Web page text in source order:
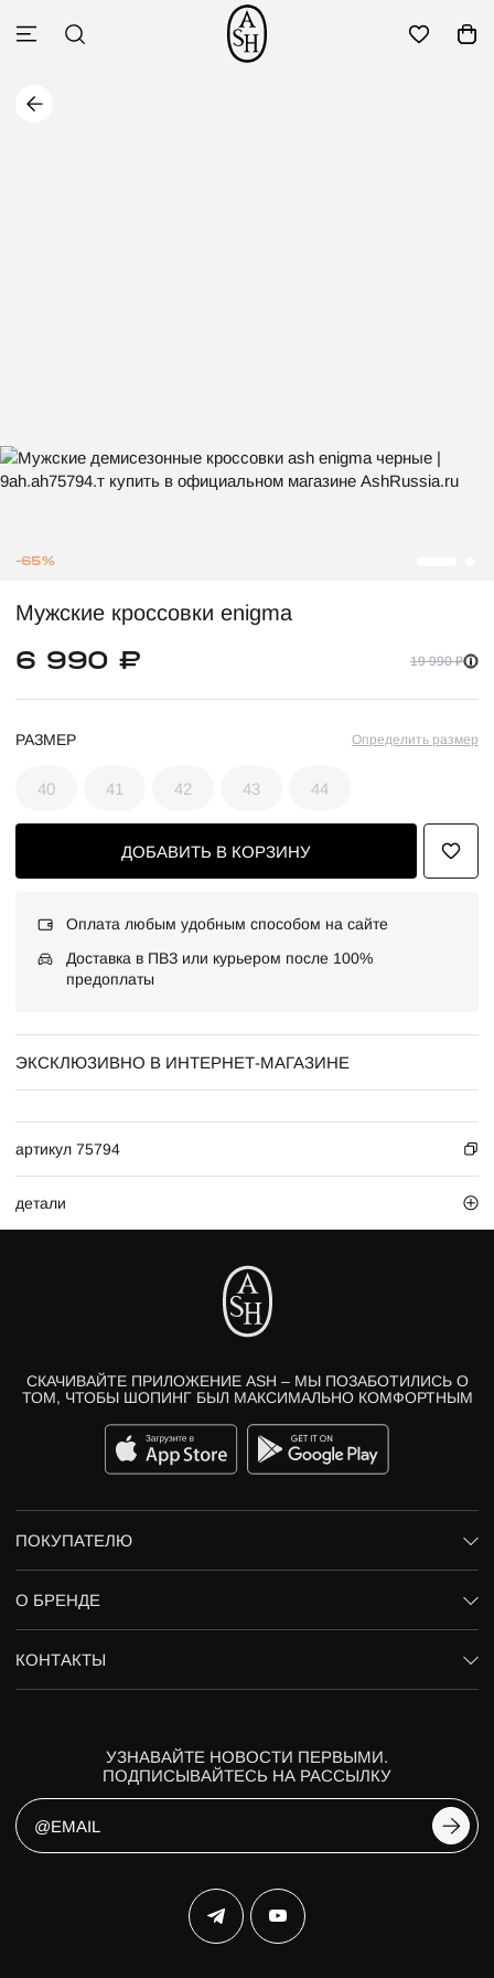
-65%
Мужские кроссовки enigma
6 990 ₽ 19 990 ₽
РАЗМЕР Определить размер
40 41 42 43 44
ДОБАВИТЬ В КОРЗИНУ
Оплата любым удобным способом на сайте
Доставка в ПВЗ или курьером после 100%
предоплаты
ЭКСКЛЮЗИВНО В ИНТЕРНЕТ-МАГАЗИНЕ
артикул 75794
детали
СКАЧИВАЙТЕ ПРИЛОЖЕНИЕ ASH – МЫ ПОЗАБОТИЛИСЬ О
ТОМ, ЧТОБЫ ШОПИНГ БЫЛ МАКСИМАЛЬНО КОМФОРТНЫМ
ПОКУПАТЕЛЮ
О БРЕНДЕ
КОНТАКТЫ
УЗНАВАЙТЕ НОВОСТИ ПЕРВЫМИ.
ПОДПИСЫВАЙТЕСЬ НА РАССЫЛКУ